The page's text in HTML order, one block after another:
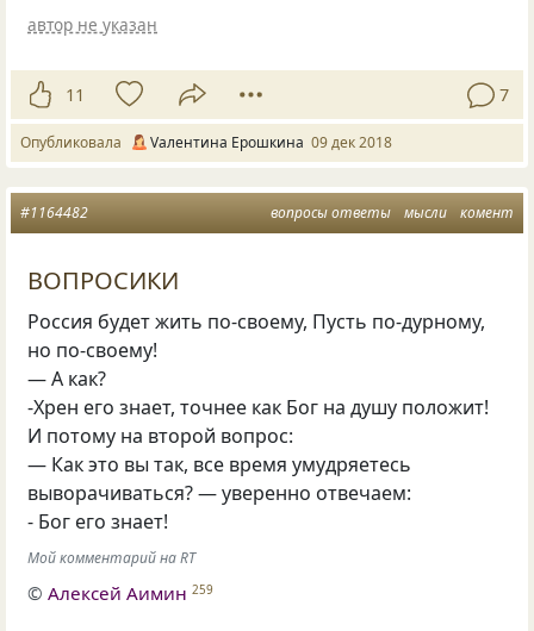
автор не указан
11 7
Опубликовала Vалентина Ерошкина 09 дек 2018
вопросы ответы мысли комент
#1164482
ВОПРОСИКИ
Россия будет жить по-своему, Пусть по-дурному,
но по-своему!
— А как?
-Хрен его знает, точнее как Бог на душу положит!
И потому на второй вопрос:
— Как это вы так, все время умудряетесь
выворачиваться? — уверенно отвечаем:
- Бог его знает!
Мой комментарий на RT
©Алексей Аимин 259